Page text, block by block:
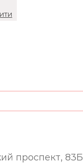
проспект, 83Б